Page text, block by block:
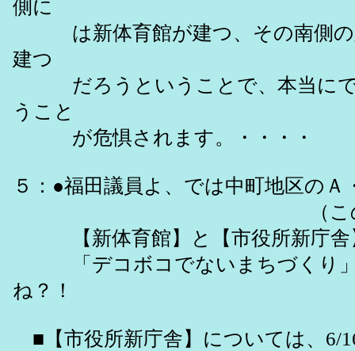
側に
は新体育館が建つ、その南側の
建つ
だろうということで、本当にで
うこと
が危惧されます。・・・・
５：●福田議員よ、では中町地区の
（この範囲しか土
【新体育館】と【市役所新庁舎
「デコボコでないまちづくり」
ね？！
■【市役所新庁舎】については、6/